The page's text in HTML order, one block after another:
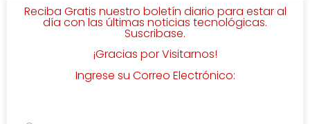
Reciba Gratis nuestro boletín diario para estar al
día con las últimas noticias tecnológicas.
Suscribase.
¡Gracias por Visitarnos!
Ingrese su Correo Electrónico: